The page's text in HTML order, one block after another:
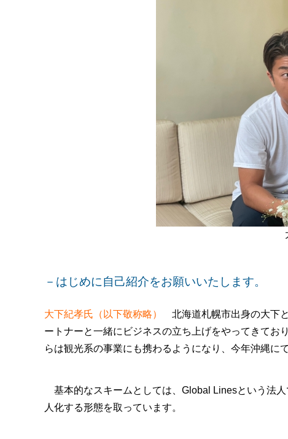
－はじめに自己紹介をお願いいたします。
大下紀孝氏（以下敬称略）
北海道札幌市出身の大下
ートナーと一緒にビジネスの立ち上げをやってきてお
らは観光系の事業にも携わるようになり、今年沖縄に
基本的なスキームとしては、Global Linesという法
人化する形態を取っています。